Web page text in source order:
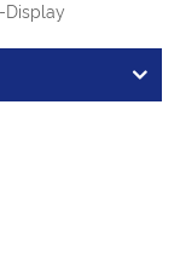
Display